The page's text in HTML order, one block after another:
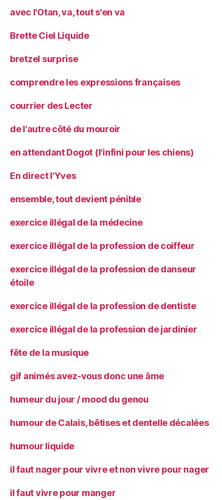
avec l'Otan, va, tout s'en va
Brette Ciel Liquide
bretzel surprise
comprendre les expressions françaises
courrier des Lecter
de l'autre côté du mouroir
en attendant Dogot (l'infini pour les chiens)
En direct l'Yves
ensemble, tout devient pénible
exercice illégal de la médecine
exercice illégal de la profession de coiffeur
exercice illégal de la profession de danseur
étoile
exercice illégal de la profession de dentiste
exercice illégal de la profession de jardinier
fête de la musique
gif animés avez-vous donc une âme
humeur du jour / mood du genou
humour de Calais, bêtises et dentelle décalées
humour liquide
il faut nager pour vivre et non vivre pour nager
il faut vivre pour manger